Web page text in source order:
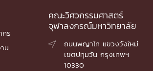
ร
น
คณะวิศวกรรมศาสตร์
จุฬาลงกรณ์มหาวิทยาลัย

ถนนพญาไท แขวงวังใหม่
เขตปทุมวัน กรุงเทพฯ
10330